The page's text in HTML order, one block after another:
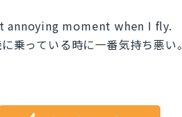
moment when I fly.
乗っている時に一番気持ち悪い。